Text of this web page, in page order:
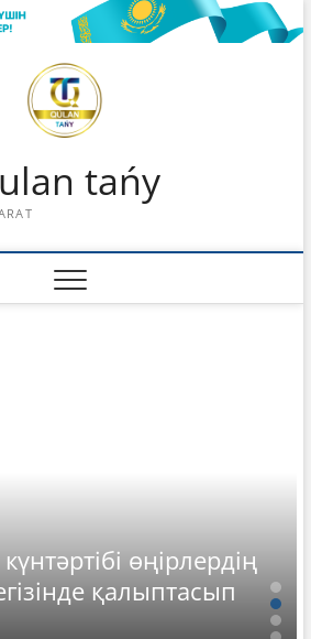
tańy
өңірлердің
қалыптасып